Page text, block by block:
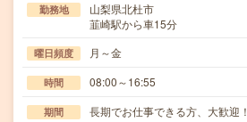
勤務地
山梨県北杜市
韮崎駅から車15分
曜日頻度 月～金
時間 08:00～16:55
期間 長期でお仕事できる方、大歓迎！